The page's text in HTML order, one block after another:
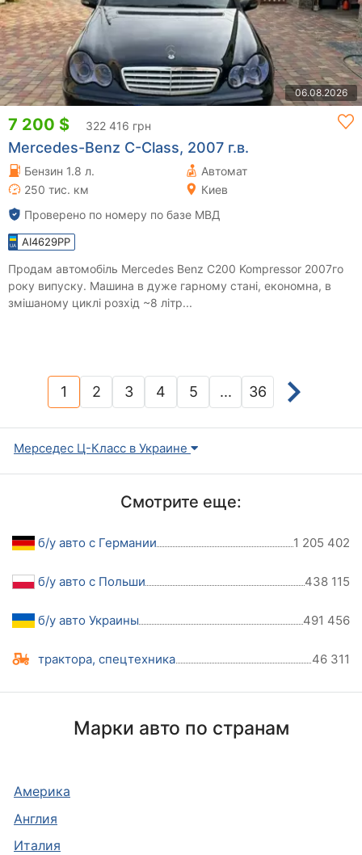
06.08.2026
7 200 $ 322 416 грн
Mercedes-Benz C-Class, 2007 г.в.
Бензин 1.8 л.
Автомат
250 тис. км
Киев
Проверено по номеру по базе МВД
AI4629PP
Продам автомобіль Mercedes Benz C200 Kompressor 2007го
року випуску. Машина в дуже гарному стані, економна, в
змішаному циклі розхід ~8 літр...
1(current)
2 3 4 5 ... 36
Мерседес Ц-Класс в Украине
Смотрите еще:
б/у авто с Германии 1 205 402
б/у авто с Польши 438 115
б/у авто Украины 491 456
трактора, спецтехника 46 311
Марки авто по странам
Америка
Англия
Италия